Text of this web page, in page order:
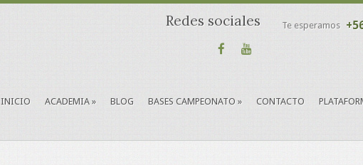
Te esperamos
Redes sociales
INICIO ACADEMIA » BLOG BASES CAMPEONATO » CONTACTO